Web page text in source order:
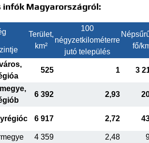
infók Magyarországról:
Terület,
km²
100
négyzetkilométerre
jutó település
fő/
525 1 3
6 392 2,93
6 917 2,72
4 359 2,48